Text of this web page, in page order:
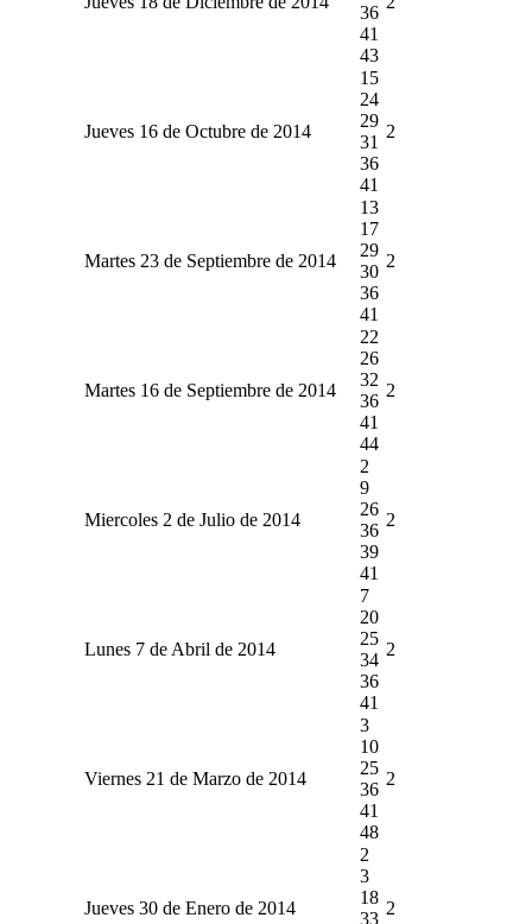
36
41
43
Jueves 16 de Octubre de 2014
15
24
29
31
36
41
2
Martes 23 de Septiembre de 2014
13
17
29
30
36
41
2
Martes 16 de Septiembre de 2014
22
26
32
36
41
44
2
Miercoles 2 de Julio de 2014
2
9
26
36
39
41
2
Lunes 7 de Abril de 2014
7
20
25
34
36
41
2
Viernes 21 de Marzo de 2014
3
10
25
36
41
48
2
Jueves 30 de Enero de 2014
2
3
18
33
2